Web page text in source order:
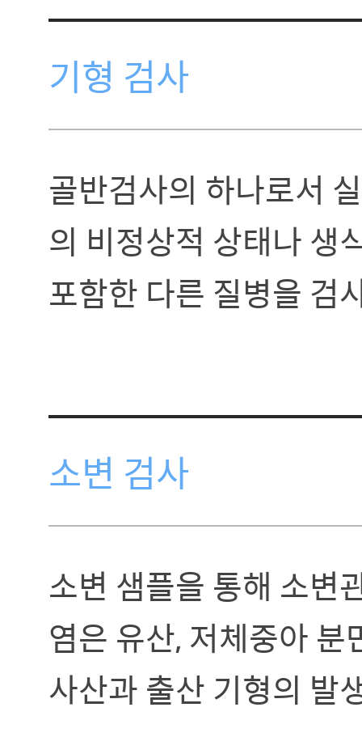
기형 검사
골반검사의 하나로서
의 비정상적 상태나 생
포함한 다른 질병을 검
소변 검사
소변 샘플을 통해 소변
염은 유산, 저체중아
사산과 출산 기형의 발